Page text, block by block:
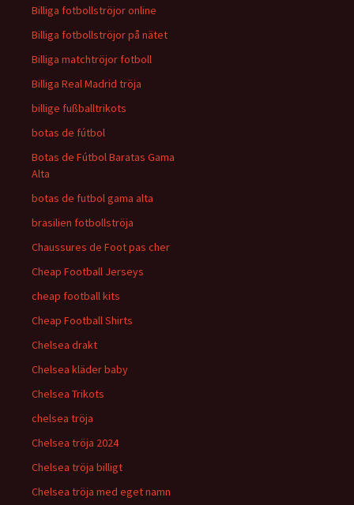
Billiga fotbollströjor online
Billiga fotbollströjor på nätet
Billiga matchtröjor fotboll
Billiga Real Madrid tröja
billige fußballtrikots
botas de fútbol
Botas de Fútbol Baratas Gama
Alta
botas de futbol gama alta
brasilien fotbollströja
Chaussures de Foot pas cher
Cheap Football Jerseys
cheap football kits
Cheap Football Shirts
Chelsea drakt
Chelsea kläder baby
Chelsea Trikots
chelsea tröja
Chelsea tröja 2024
Chelsea tröja billigt
Chelsea tröja med eget namn